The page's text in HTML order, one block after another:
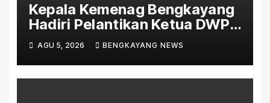
Kepala Kemenag Bengkayang
Hadiri Pelantikan Ketua DWP
Kemenag Kayong Utara,
Perkuat Sinergi Organisasi
AGU 5, 2026 BENGKAYANG NEWS